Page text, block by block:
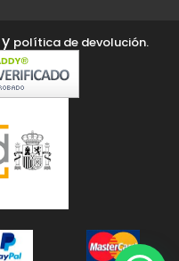
y política de devolución.